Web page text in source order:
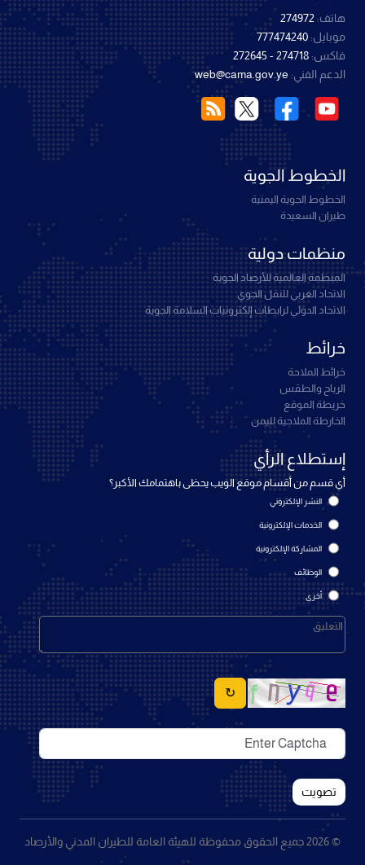
هاتف: 274972
موبايل: 777474240
فاكس: 274718 - 272645
الدعم الفني: web@cama.gov.ye
الخطوط الجوية
الخطوط الجوية اليمنية
طيران السعيدة
منظمات دولية
المنظمة العالمية للأرصاد الجوية
الاتحاد العربي للنقل الجوي
الاتحاد الدولي لرابطات إلكترونيات السلامة الجوية
خرائط
خرائط الملاحة
الرياح والطقس
خريطة الموقع
الخارطة الملاحية لليمن
إستطلاع الرأي
أي قسم من أقسام موقع الويب يحظى باهتمامك الأكبر؟
النشر الإلكتروني
الخدمات الإلكترونية
المشاركة الإلكترونية
الوظائف
أخرى
↻
تصويت
© 2026 جميع الحقوق محفوظة للهيئة العامة للطيران المدني والأرصاد